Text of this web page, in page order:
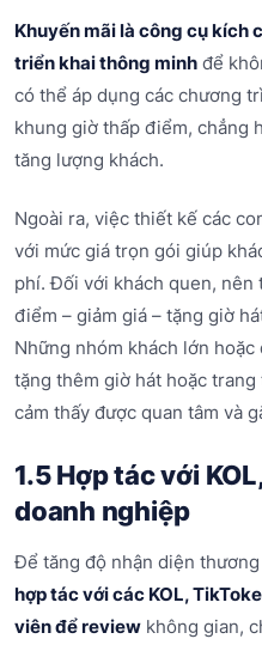
Khuyến mãi là công cụ kích
triển khai thông minh để
có thể áp dụng các chương
khung giờ thấp điểm, chẳng
tăng lượng khách.
Ngoài ra, việc thiết kế các
với mức giá trọn gói giúp
phí. Đối với khách quen,
điểm – giảm giá – tặng giờ
Những nhóm khách lớn
tặng thêm giờ hát hoặc
cảm thấy được quan tâm và
1.5 Hợp tác với
doanh nghiệp
Để tăng độ nhận diện
hợp tác với các KOL,
viên để review không gian,